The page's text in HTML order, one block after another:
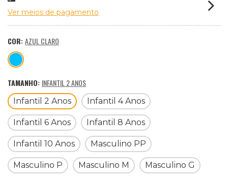
Ver meios de pagamento
COR:AZUL CLARO
TAMANHO: INFANTIL 2 ANOS
Infantil 2 Anos Infantil 4 Anos
Infantil 6 Anos Infantil 8 Anos
Infantil 10 Anos Masculino PP
Masculino P Masculino M Masculino G